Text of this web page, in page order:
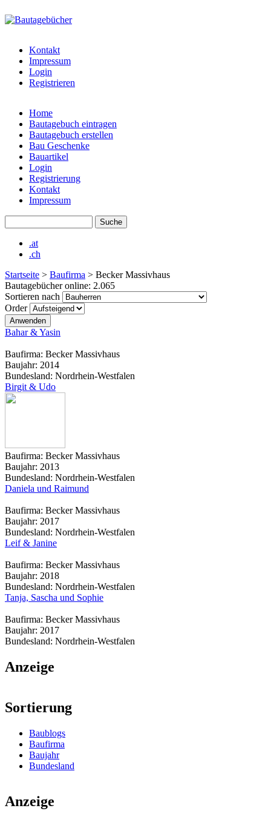
bautagebuch-
liste.de
Kontakt
Impressum
Login
Registrieren
Hauptmenü
Home
Bautagebuch eintragen
Bautagebuch erstellen
Bau Geschenke
Bauartikel
Login
Registrierung
Kontakt
Impressum
.at
.ch
Startseite > Baufirma > Becker Massivhaus
Bautagebücher online: 2.065
Sortieren nach
Order
Bahar & Yasin
Baufirma: Becker Massivhaus
Baujahr: 2014
Bundesland: Nordrhein-Westfalen
Birgit & Udo
Baufirma: Becker Massivhaus
Baujahr: 2013
Bundesland: Nordrhein-Westfalen
Daniela und Raimund
Baufirma: Becker Massivhaus
Baujahr: 2017
Bundesland: Nordrhein-Westfalen
Leif & Janine
Baufirma: Becker Massivhaus
Baujahr: 2018
Bundesland: Nordrhein-Westfalen
Tanja, Sascha und Sophie
Baufirma: Becker Massivhaus
Baujahr: 2017
Bundesland: Nordrhein-Westfalen
Anzeige
Sortierung
Baublogs
Baufirma
Baujahr
Bundesland
Anzeige